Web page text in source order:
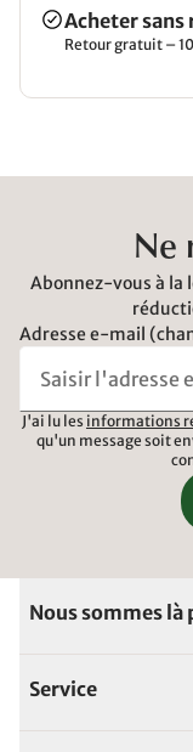
Acheter sans
Retour gratuit –
Ne
Abonnez-vous à
Adresse e-mail
J'ai lu les informations
qu'un message soit
Nous sommes là
Service